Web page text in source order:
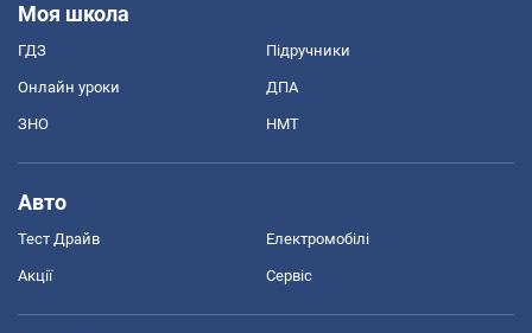
Моя школа
ГДЗ Підручники
Онлайн уроки ДПА
ЗНО НМТ
Авто
Тест Драйв Електромобілі
Акції Сервіс